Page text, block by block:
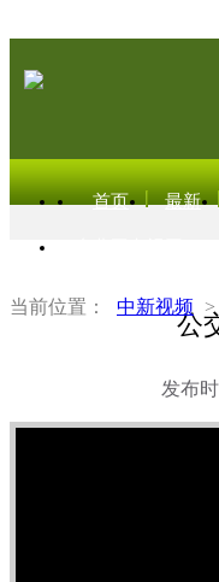
首页 最新
当前位置： 中新视频 >
公
发布